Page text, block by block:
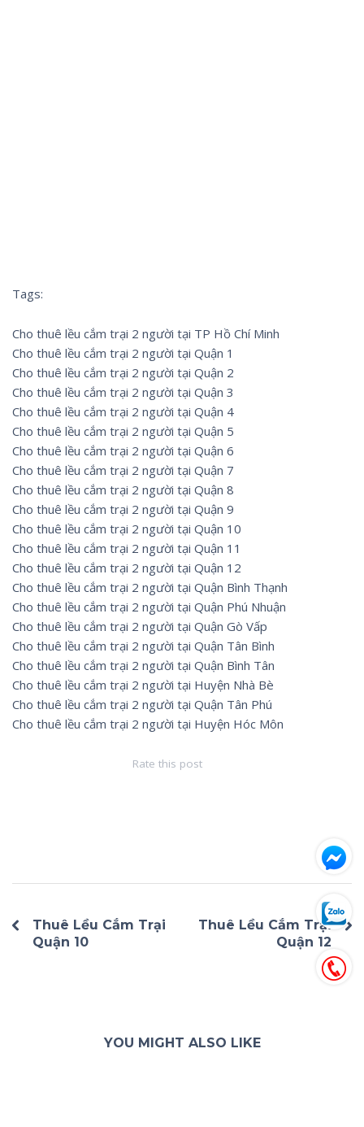
Tags:
Cho thuê lều cắm trại 2 người tại TP Hồ Chí Minh
Cho thuê lều cắm trại 2 người tại Quận 1
Cho thuê lều cắm trại 2 người tại Quận 2
Cho thuê lều cắm trại 2 người tại Quận 3
Cho thuê lều cắm trại 2 người tại Quận 4
Cho thuê lều cắm trại 2 người tại Quận 5
Cho thuê lều cắm trại 2 người tại Quận 6
Cho thuê lều cắm trại 2 người tại Quận 7
Cho thuê lều cắm trại 2 người tại Quận 8
Cho thuê lều cắm trại 2 người tại Quận 9
Cho thuê lều cắm trại 2 người tại Quận 10
Cho thuê lều cắm trại 2 người tại Quận 11
Cho thuê lều cắm trại 2 người tại Quận 12
Cho thuê lều cắm trại 2 người tại Quận Bình Thạnh
Cho thuê lều cắm trại 2 người tại Quận Phú Nhuận
Cho thuê lều cắm trại 2 người tại Quận Gò Vấp
Cho thuê lều cắm trại 2 người tại Quận Tân Bình
Cho thuê lều cắm trại 2 người tại Quận Bình Tân
Cho thuê lều cắm trại 2 người tại Huyện Nhà Bè
Cho thuê lều cắm trại 2 người tại Quận Tân Phú
Cho thuê lều cắm trại 2 người tại Huyện Hóc Môn
Rate this post
Thuê Lều Cắm Trại
Quận 10
Thuê Lều Cắm Trại
Quận 12
YOU MIGHT ALSO LIKE